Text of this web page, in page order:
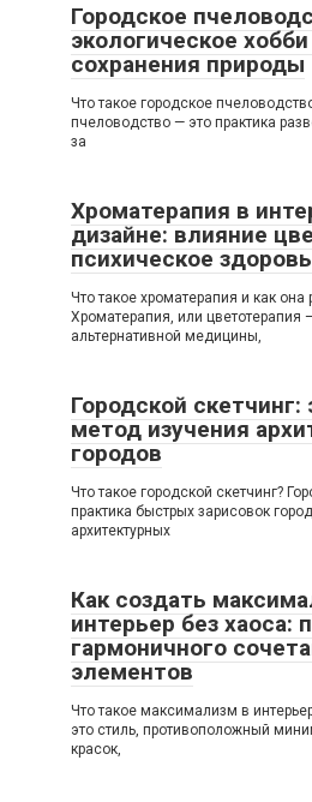
Городское
экологическое
сохранения природы
Что такое городское
пчеловодство — это практика
за
Хроматерапия в
дизайне: влияние
психическое
Что такое хроматерапия и как она
Хроматерапия, или цветотерапия
альтернативной медицины,
Городской
метод изучения
городов
Что такое городской скетчинг?
практика быстрых зарисовок
архитектурных
Как создать
интерьер без хаоса:
гармоничного
элементов
Что такое максимализм в
это стиль, противоположный
красок,